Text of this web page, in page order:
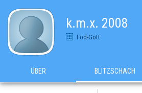
k.m.x. 2008
Fod-Gott
ÜBER BLITZSCHACH